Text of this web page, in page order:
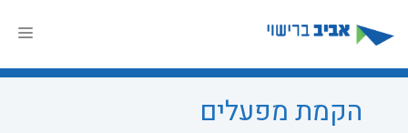
לתוכן
הקמת מפעלים